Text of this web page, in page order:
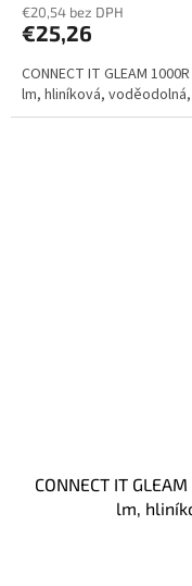
€20,54 bez DPH
€25,26
CONNECT IT GLEAM
lm, hliníková,
CONNECT IT
lm,